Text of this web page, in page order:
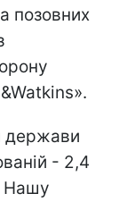
позовних
держави
- 2,4
Нашу